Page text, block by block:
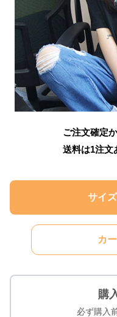
ご注文確定
送料は1注文
サイ
カ
購
必ず購入